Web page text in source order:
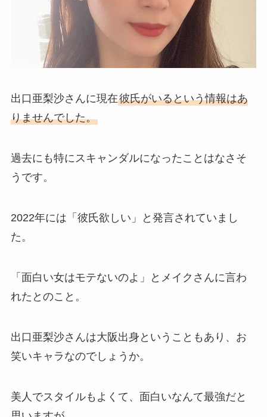
出口亜梨沙さんに現在彼氏がいるという情報はあ
りませんでした。
過去にも特にスキャンダルになったことはなさそ
うです。
2022年には「彼氏欲しい」と発言されていまし
た。
「面白い女はモテないのよ」とメイクさんに言わ
れたとのこと。
出口亜梨沙さんは大阪出身ということもあり、お
笑いキャラなのでしょうか。
美人でスタイルもよくて、面白いなんて最強だと